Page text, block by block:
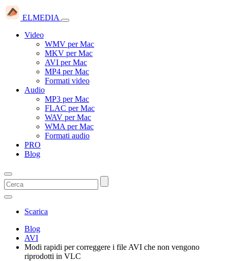
ELMEDIA
Video
WMV per Mac
MKV per Mac
AVI per Mac
MP4 per Mac
Formati video
Audio
MP3 per Mac
FLAC per Mac
WAV per Mac
WMA per Mac
Formati audio
PRO
Blog
Scarica
Blog
AVI
Modi rapidi per correggere i file AVI che non vengono
riprodotti in VLC